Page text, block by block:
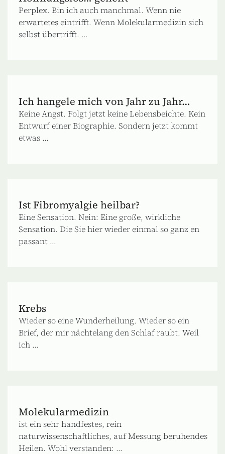
Perplex. Bin ich auch manchmal. Wenn nie
erwartetes eintrifft. Wenn Molekularmedizin sich
selbst übertrifft. ...
Ich hangele mich von Jahr zu Jahr…
Keine Angst. Folgt jetzt keine Lebensbeichte. Kein
Entwurf einer Biographie. Sondern jetzt kommt
etwas ...
Ist Fibromyalgie heilbar?
Eine Sensation. Nein: Eine große, wirkliche
Sensation. Die Sie hier wieder einmal so ganz en
passant ...
Krebs
Wieder so eine Wunderheilung. Wieder so ein
Brief, der mir nächtelang den Schlaf raubt. Weil
ich ...
Molekularmedizin
ist ein sehr handfestes, rein
naturwissenschaftliches, auf Messung beruhendes
Heilen. Wohl verstanden: ...